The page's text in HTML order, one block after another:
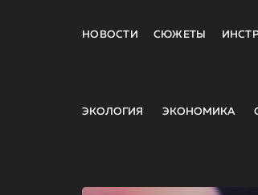
НОВОСТИ СЮЖЕТЫ
ЭКОЛОГИЯ ЭКОНОМИКА